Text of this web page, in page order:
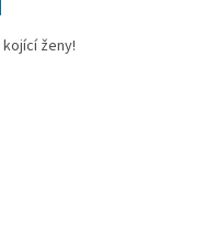
ženy!